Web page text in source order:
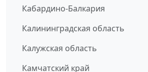
Кабардино-Балкария
Калининградская область
Калужская область
Камчатский край